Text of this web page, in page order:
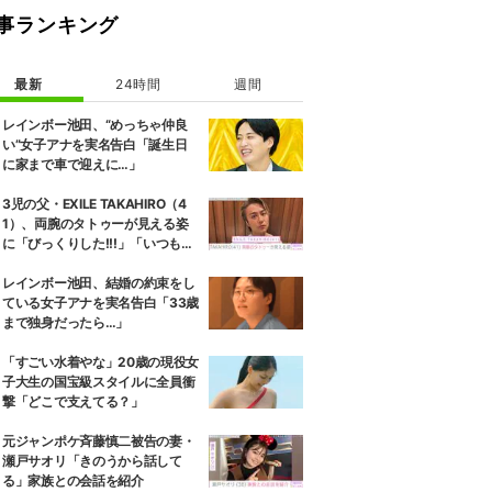
ランキング
最新 24時間 週間
レインボー池田、“めっちゃ仲良
い”女子アナを実名告白「誕生日
に家まで車で迎えに…」
3児の父・EXILE TAKAHIRO（4
1）、両腕のタトゥーが見える姿
に「びっくりした!!!」「いつもと
の反響
レインボー池田、結婚の約束をし
ている女子アナを実名告白「33歳
まで独身だったら…」
「すごい水着やな」20歳の現役女
子大生の国宝級スタイルに全員衝
撃「どこで支えてる？」
元ジャンポケ斉藤慎二被告の妻・
瀬戸サオリ「きのうから話して
る」家族との会話を紹介